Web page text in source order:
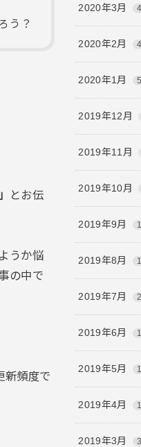
う？
とお伝
うか悩
の中で
新頻度で
2020年3月 4
2020年2月 4
2020年1月 5
2019年12月
2019年11月
2019年10月
2019年9月 1
2019年8月
2019年7月
2019年6月 1
2019年5月 1
2019年4月 1
2019年3月 3